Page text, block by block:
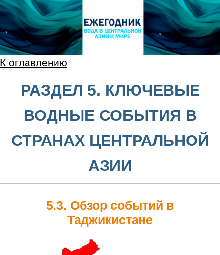
К оглавлению
РАЗДЕЛ 5. КЛЮЧЕВЫЕ
ВОДНЫЕ СОБЫТИЯ В
СТРАНАХ ЦЕНТРАЛЬНОЙ
АЗИИ
5.3. Обзор событий в
Таджикистане